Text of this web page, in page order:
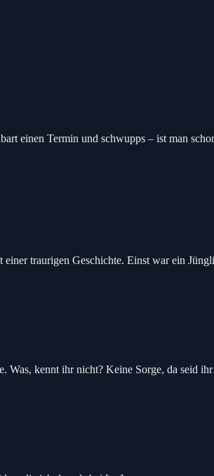
einen Termin und schwupps – ist man
traurigen Geschichte. Einst war ein
kennt ihr nicht? Keine Sorge, da seid